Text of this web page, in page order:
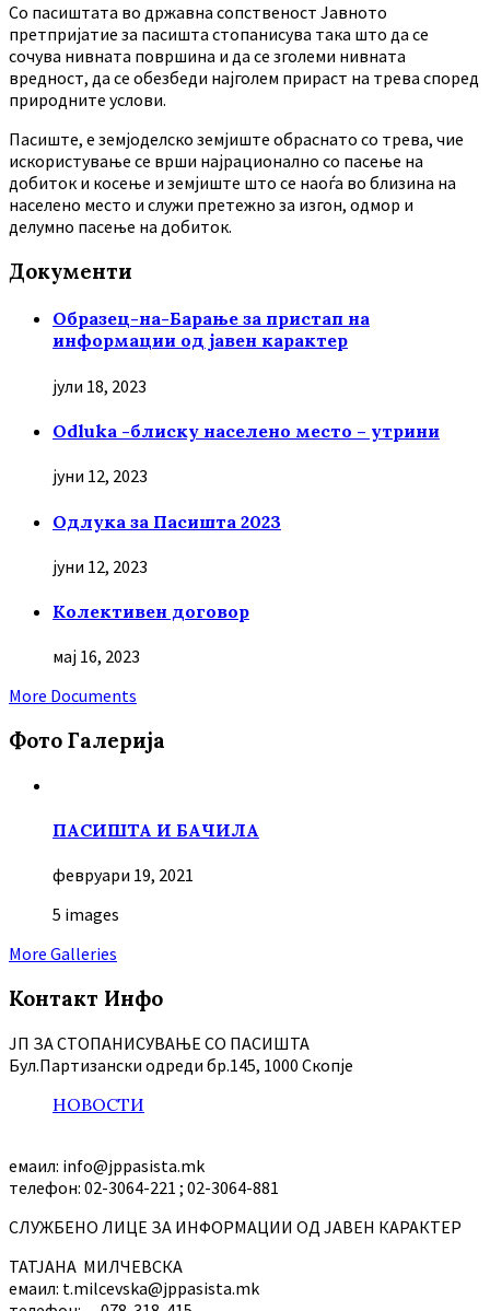
Co пасиштата во државна сопственост Јавното
претпријатие за пасишта стопанисува така што да се
сочува нивната површина и да се зголеми нивната
вредност, да се обезбеди најголем прираст на трева според
природните услови.
Пасиште, е земјоделско земјиште обраснато со трева, чие
искористување се врши најрационално со пасење на
добиток и косење и земјиште што се наоѓа во близина на
населено место и служи претежно за изгон, одмор и
делумно пасење на добиток.
Документи
Образец-на-Барање за пристап на
информации од јавен карактер
јули 18, 2023
Odluka -блиску населено место – утрини
јуни 12, 2023
Oдлука за Пасишта 2023
јуни 12, 2023
Колективен договор
мај 16, 2023
More Documents
Фото Галерија
ПАСИШТА И БАЧИЛА
февруари 19, 2021
5 images
More Galleries
Контакт Инфо
ЈП ЗА СТОПАНИСУВАЊЕ СО ПАСИШТА
Бул.Партизански oдреди бр.145, 1000 Скопје
НОВОСТИ
емаил: info@jppasista.mk
телефон: 02-3064-221 ; 02-3064-881
СЛУЖБЕНО ЛИЦЕ ЗА ИНФОРМАЦИИ ОД ЈАВЕН КАРАКТЕР
ТАТЈАНА МИЛЧЕВСКА
емаил: t.milcevska@jppasista.mk